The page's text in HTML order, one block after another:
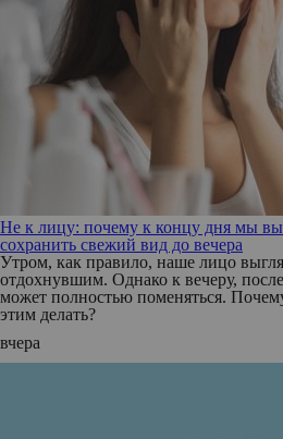
Не к лицу: почему к концу дня мы
сохранить свежий вид до вечера
Утром, как правило, наше лицо
отдохнувшим. Однако к вечеру,
может полностью поменяться.
этим делать?
вчера